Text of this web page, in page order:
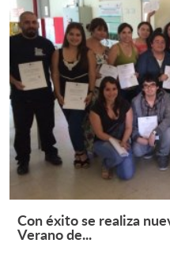
Con éxito se realiza
Verano de...